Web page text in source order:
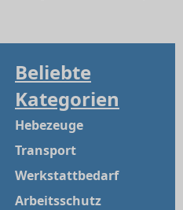
Beliebte
Kategorien
Hebezeuge
Transport
Werkstattbedarf
Arbeitsschutz